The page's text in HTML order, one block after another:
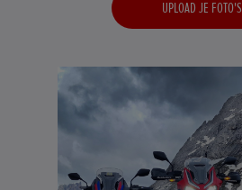
UPLOAD JE FOTO'S